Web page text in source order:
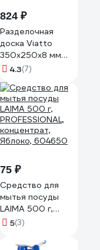
824 ₽
Разделочная
доска Viatto
350x250x8 мм
белая 166674
4.3(7)
75 ₽
Средство для
мытья посуды
LAIMA 500 г,
PROFESSIONAL,
Яблоко, 604650
5(3)